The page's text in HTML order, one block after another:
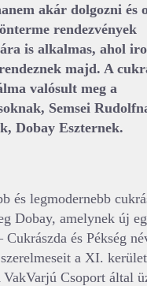
akár dolgozni és
rendezvények
is alkalmas, ahol
majd. A
valósult meg a
Semsei
Dobay Eszternek.
és legmodernebb
Dobay, amelynek új
Cukrászda és Pékség
szerelmeseit a XI.
VakVarjú Csoport által